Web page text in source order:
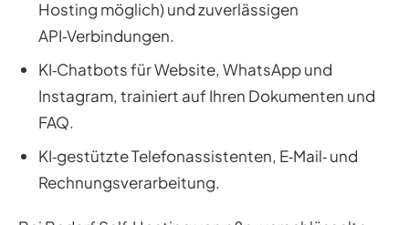
Hosting möglich) und zuverlässigen
API‑Verbindungen.
KI‑Chatbots für Website, WhatsApp und
Instagram, trainiert auf Ihren Dokumenten und
FAQ.
KI‑gestützte Telefonassistenten, E‑Mail‑ und
Rechnungsverarbeitung.